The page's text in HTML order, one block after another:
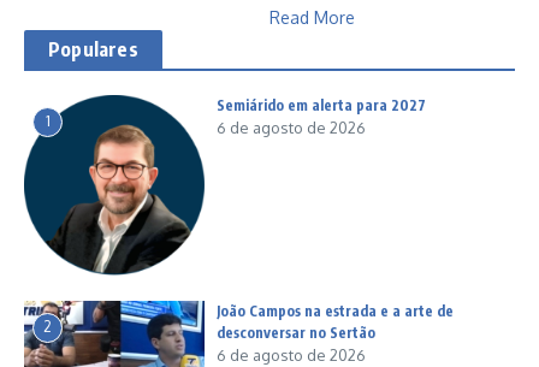
Read More
Populares
1
Semiárido em alerta para 2027
6 de agosto de 2026
2
João Campos na estrada e a arte de
desconversar no Sertão
6 de agosto de 2026